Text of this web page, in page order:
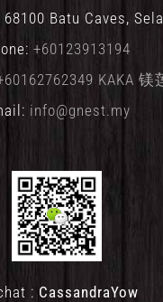
68100 Batu Caves,
+60123913194
KAKA 镁
info@gnest.my
: CassandraYow